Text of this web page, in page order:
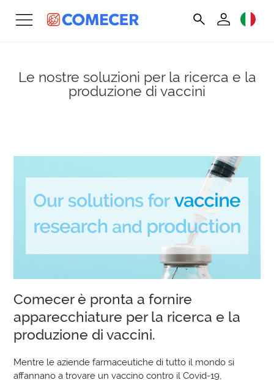
Le nostre soluzioni per la ricerca e la
produzione di vaccini
Comecer è pronta a fornire
apparecchiature per la ricerca e la
produzione di vaccini.
Mentre le aziende farmaceutiche di tutto il mondo si
affannano a trovare un vaccino contro il Covid-19,